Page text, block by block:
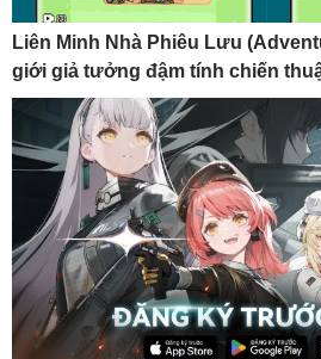
Liên Minh Nhà Phiêu Lưu
giới giả tưởng đậm tính chiến